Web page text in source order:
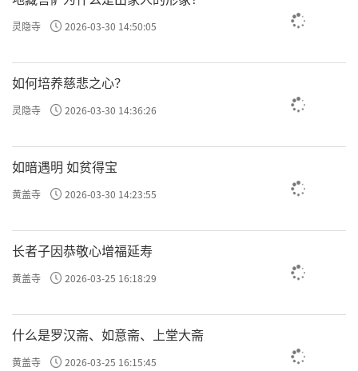
灵隐寺 2026-03-30 14:50:05
如何培养慈悲之心？
灵隐寺 2026-03-30 14:36:26
如暗遇明 如贫得宝
黄盖寺 2026-03-30 14:23:55
长者子因恭敬心增福延寿
黄盖寺 2026-03-25 16:18:29
什么是罗汉斋、如意斋、上堂大斋
黄盖寺 2026-03-25 16:15:45